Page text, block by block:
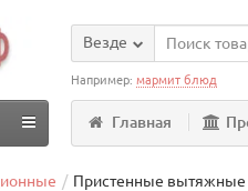
Везде
Например:мармит блюд
Главная
Пристенные вытяжные